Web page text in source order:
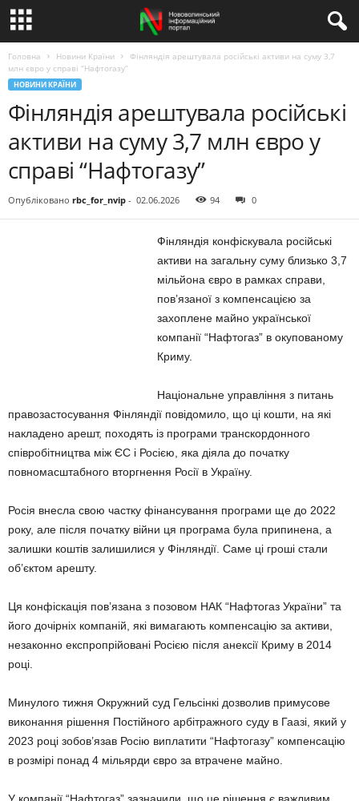
Головна Новини Країни
Фінляндія арештувала російські активи на суму 3,7
млн євро у справі “Нафтогазу”
НОВИНИ КРАЇНИ
Фінляндія арештувала російські
активи на суму 3,7 млн євро у
справі “Нафтогазу”
Опубліковано rbc_for_nvip - 02.06.2026 94 0
Фінляндія конфіскувала російські
активи на загальну суму близько 3,7
мільйона євро в рамках справи,
пов’язаної з компенсацією за
захоплене майно української
компанії “Нафтогаз” в окупованому
Криму.
Національне управління з питань
правозастосування Фінляндії повідомило, що ці кошти, на які
накладено арешт, походять із програми транскордонного
співробітництва між ЄС і Росією, яка діяла до початку
повномасштабного вторгнення Росії в Україну.
Росія внесла свою частку фінансування програми ще до 2022
року, але після початку війни ця програма була припинена, а
залишки коштів залишилися у Фінляндії. Саме ці гроші стали
об’єктом арешту.
Ця конфіскація пов’язана з позовом НАК “Нафтогаз України” та
його дочірніх компаній, які вимагають компенсацію за активи,
незаконно експропрійовані Росією після анексії Криму в 2014
році.
Минулого тижня Окружний суд Гельсінкі дозволив примусове
виконання рішення Постійного арбітражного суду в Гаазі, який у
2023 році зобов’язав Росію виплатити “Нафтогазу” компенсацію
в розмірі понад 4 мільярди євро за втрачене майно.